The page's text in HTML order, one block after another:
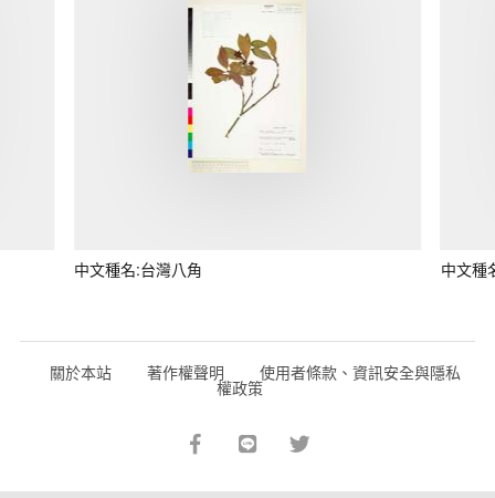
中文種名:台灣八角 中文種
關於本站 著作權聲明 使用者條款、資訊安全與隱私
權政策